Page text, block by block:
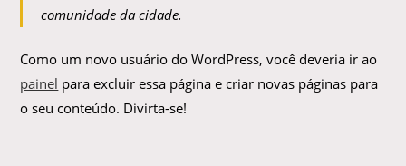
comunidade da cidade.
Como um novo usuário do WordPress, você deveria ir ao
painel para excluir essa página e criar novas páginas para
o seu conteúdo. Divirta-se!